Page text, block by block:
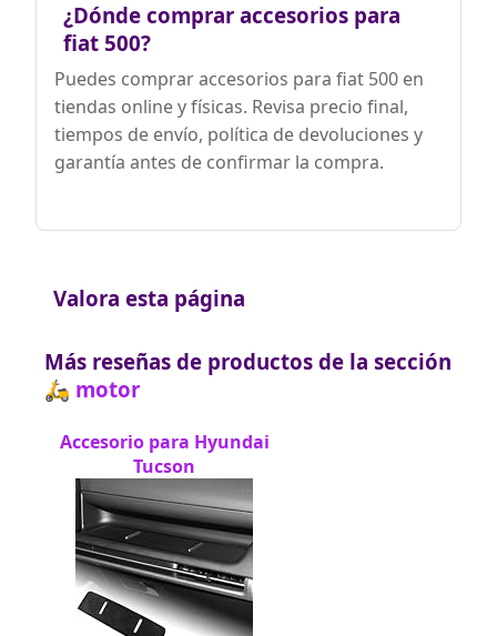
¿Dónde comprar accesorios para
fiat 500?
Puedes comprar accesorios para fiat 500 en
tiendas online y físicas. Revisa precio final,
tiempos de envío, política de devoluciones y
garantía antes de confirmar la compra.
Valora esta página
Más reseñas de productos de la sección
🛵 motor
Accesorio para Hyundai
Tucson